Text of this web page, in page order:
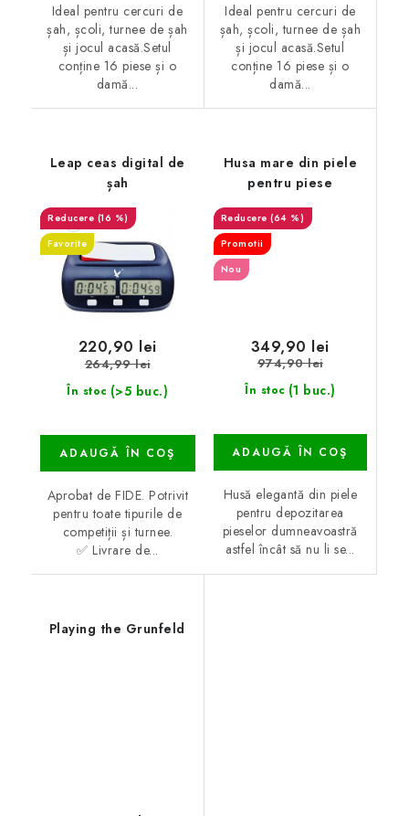
Ideal pentru cercuri de
șah, școli, turnee de șah
și jocul acasă.Setul
conține 16 piese și o
damă...
Ideal pentru cercuri de
șah, școli, turnee de șah
și jocul acasă.Setul
conține 16 piese și o
damă...
Leap ceas digital de
șah
(16 %)
Favorite
În stoc (>5 buc.)
220,90 lei
264,99 lei
ADAUGĂ ÎN COŞ
Aprobat de FIDE. Potrivit
pentru toate tipurile de
competiții și turnee.
✅ Livrare de...
Husa mare din piele
pentru piese
(64 %)
Promotii
Nou
În stoc (1 buc.)
349,90 lei
974,90 lei
ADAUGĂ ÎN COŞ
Husă elegantă din piele
pentru depozitarea
pieselor dumneavoastră
astfel încât să nu li se...
Playing the Grunfeld